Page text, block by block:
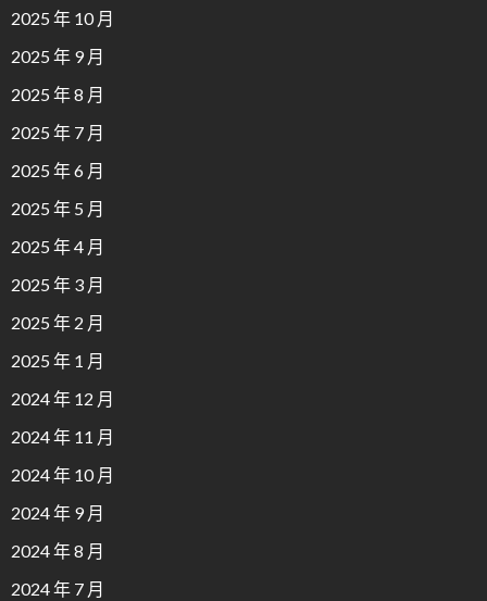
2025 年 10 月
2025 年 9 月
2025 年 8 月
2025 年 7 月
2025 年 6 月
2025 年 5 月
2025 年 4 月
2025 年 3 月
2025 年 2 月
2025 年 1 月
2024 年 12 月
2024 年 11 月
2024 年 10 月
2024 年 9 月
2024 年 8 月
2024 年 7 月